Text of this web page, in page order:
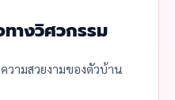
ทางวิศวกรรม
ความสวยงามของตัวบ้าน